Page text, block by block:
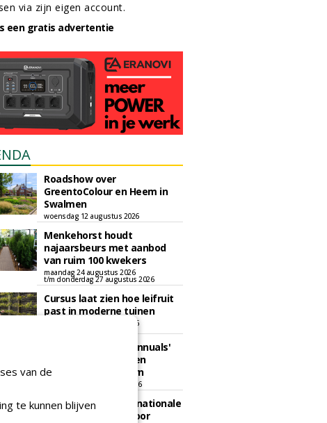
via zijn eigen account.
een gratis advertentie
Roadshow over
GreentoColour en Heem in
Swalmen
woensdag 12 augustus 2026
Menkehorst houdt
najaarsbeurs met aanbod
van ruim 100 kwekers
maandag 24 augustus 2026
t/m donderdag 27 augustus 2026
Cursus laat zien hoe leifruit
past in moderne tuinen
woensdag 26 augustus 2026
Vakdag 'All About Annuals'
zet eenjarige planten
centraal in Appeltern
donderdag 27 augustus 2026
GaLaBau 2026: internationale
ontmoetingsplek voor
van de
te kunnen blijven